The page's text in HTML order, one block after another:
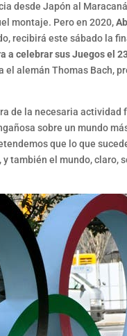
desde Japón al
montaje. Pero en 2020,
recibirá este sábado la
a celebrar sus Juegos el
el alemán Thomas Bach,
de la necesaria
sobre un mundo
que lo que
también el mundo, claro,